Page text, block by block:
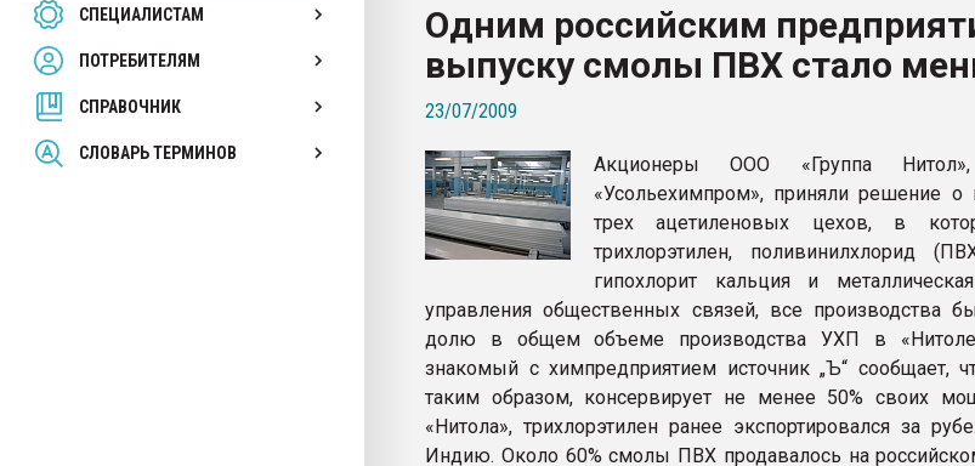
СПЕЦИАЛИСТАМ
ПОТРЕБИТЕЛЯМ
СПРАВОЧНИК
СЛОВАРЬ ТЕРМИНОВ
Продам отходы Композиция
поликарбоната и АБС-пластика
Armaloy PC/ABS-1IM черный цвет
Одним российским
выпуску смолы ПВХ стало
23/07/2009
Акционеры ООО «Группа Нитол»,
«Усольехимпром», приняли решение о
трех ацетиленовых цехов, в
трихлорэтилен, поливинилхлорид
гипохлорит кальция и
управления общественных связей, все производства
долю в общем объеме производства УХП в
знакомый с химпредприятием источник „Ъ“ сообщает,
таким образом, консервирует не менее 50% своих
«Нитола», трихлорэтилен ранее экспортировался за
Индию. Около 60% смолы ПВХ продавалось на